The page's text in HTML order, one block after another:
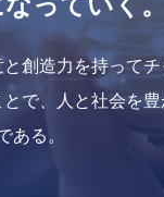
創造力を持ってチ
で、人と社会を豊
ある。